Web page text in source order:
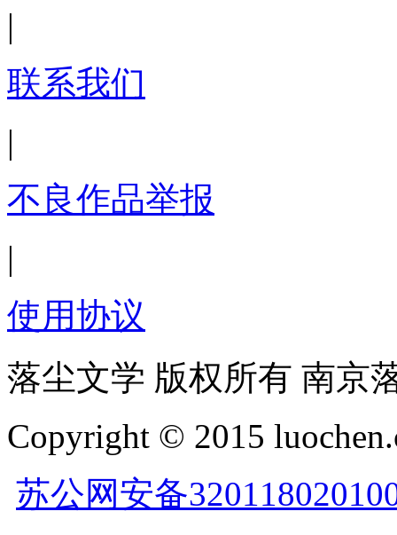
|
联系我们
|
不良作品举报
|
使用协议
落尘文学 版权所有 南京
Copyright © 2015
苏公网安备